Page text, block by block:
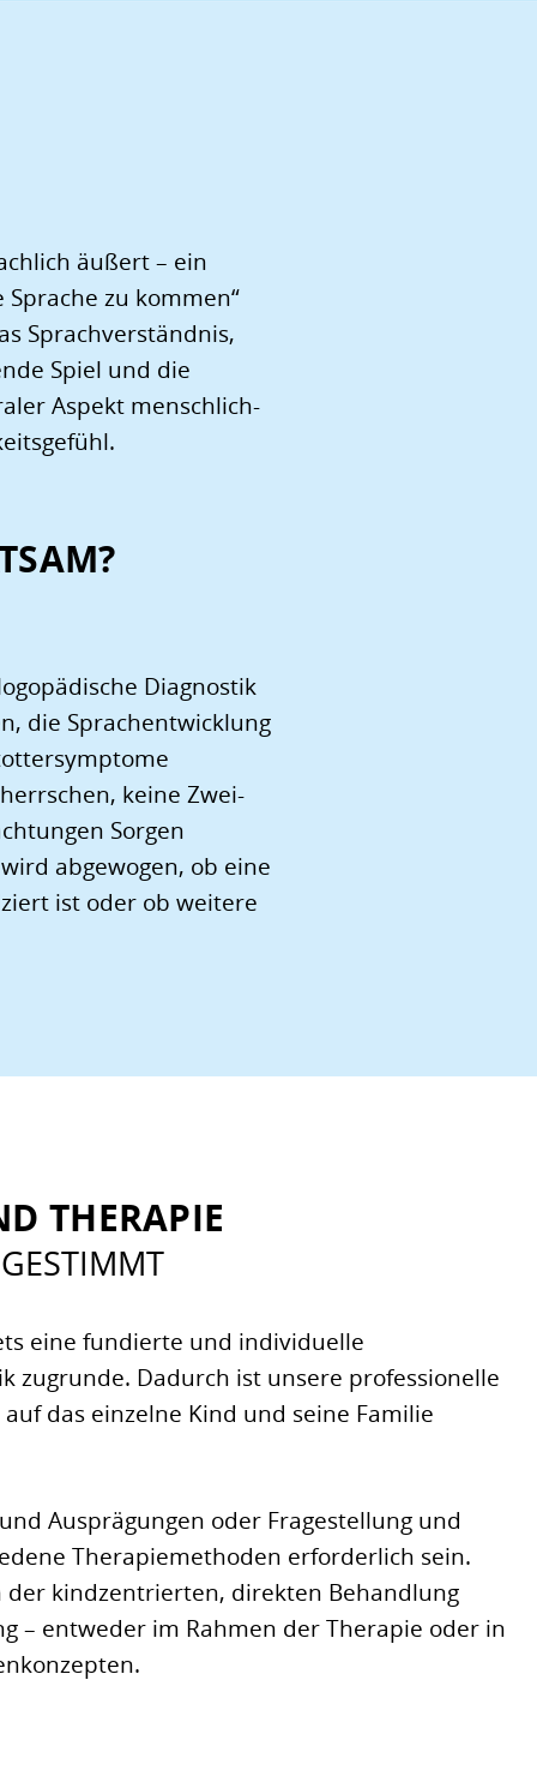
äußert – ein
zu kommen“
Sprachverständnis,
Spiel und die
Aspekt menschlich-
Diagnostik
die Sprachentwicklung
keine Zwei-
Sorgen
abgewogen, ob eine
ist oder ob weitere
THERAPIE
eine fundierte und individuelle
zugrunde. Dadurch ist unsere professionelle
das einzelne Kind und seine Familie
Ausprägungen oder Fragestellung und
Therapiemethoden erforderlich sein.
der kindzentrierten, direkten Behandlung
– entweder im Rahmen der Therapie oder in